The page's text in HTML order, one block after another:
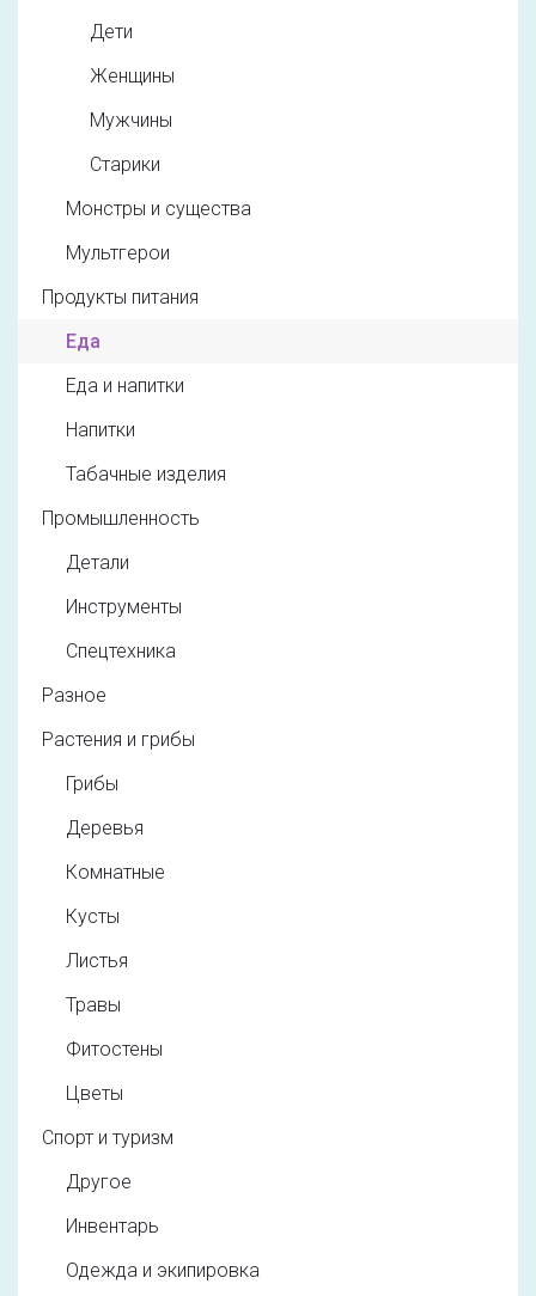
Дети
Женщины
Мужчины
Старики
Монстры и существа
Мультгерои
Продукты питания
Еда
Еда и напитки
Напитки
Табачные изделия
Промышленность
Детали
Инструменты
Спецтехника
Разное
Растения и грибы
Грибы
Деревья
Комнатные
Кусты
Листья
Травы
Фитостены
Цветы
Спорт и туризм
Другое
Инвентарь
Одежда и экипировка